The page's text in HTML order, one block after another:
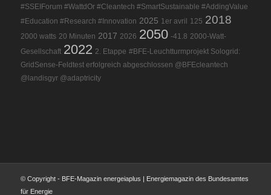
#SSEIForum #WattdOr #Cleantech #SmartSustainable #AddingValue
#Education #Research #Innovation 2025 1er avril 125 2018
2000 watts 20 Minuten 2017 2026 2050 -41.8 2000-Watt-
Gesellschaft 2022 2. Etappe #BFE-Leuchtturmprojekt Sologrid:
GridSense-Feldtest erfolgreich abgeschlossen @BFEcleantech
@landisgyr @adaptricity
© Copyright - BFE-Magazin energeiaplus | Energiemagazin des Bundesamtes
für Energie